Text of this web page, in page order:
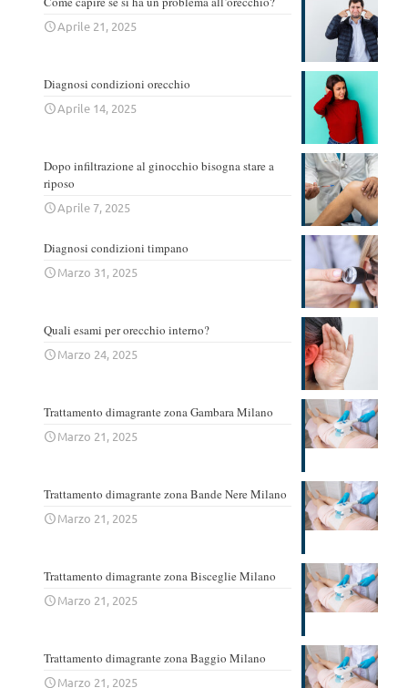
Aprile 21, 2025
Diagnosi condizioni orecchio
Aprile 14, 2025
Dopo infiltrazione al ginocchio bisogna stare a
riposo
Aprile 7, 2025
Diagnosi condizioni timpano
Marzo 31, 2025
Quali esami per orecchio interno?
Marzo 24, 2025
Trattamento dimagrante zona Gambara Milano
Marzo 21, 2025
Trattamento dimagrante zona Bande Nere Milano
Marzo 21, 2025
Trattamento dimagrante zona Bisceglie Milano
Marzo 21, 2025
Trattamento dimagrante zona Baggio Milano
Marzo 21, 2025